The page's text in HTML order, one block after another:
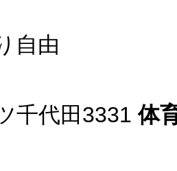
自由
千代田3331体